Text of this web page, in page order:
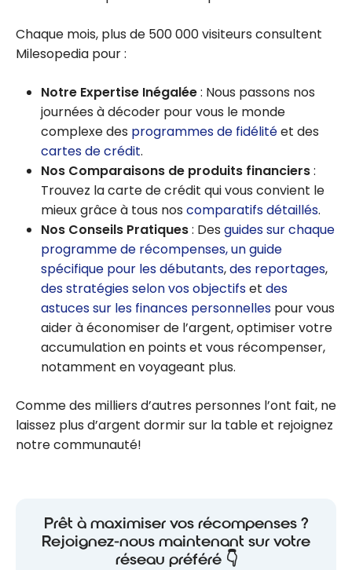
Chaque mois, plus de 500 000 visiteurs consultent
Milesopedia pour :
Notre Expertise Inégalée: Nous passons nos
journées à décoder pour vous le monde
complexe des programmes de fidélitéet des
cartes de crédit.
Nos Comparaisons de produits financiers:
Trouvez la carte de crédit qui vous convient le
mieux grâce à tous nos comparatifs détaillés.
Nos Conseils Pratiques: Des guides sur chaque
programme de récompenses,un guide
spécifique pour les débutants,des reportages,
des stratégies selon vos objectifset des
astuces sur les finances personnelles pour vous
aider à économiser de l’argent, optimiser votre
accumulation en points et vous récompenser,
notamment en voyageant plus.
Comme des milliers d’autres personnes l’ont fait, ne
laissez plus d’argent dormir sur la table et rejoignez
notre communauté!
Prêt à maximiser vos récompenses ?
Rejoignez-nous maintenant sur votre
réseau préféré 👇